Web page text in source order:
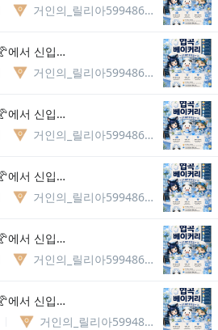
거인의_릴리아5994867037981
03⬆️🥐협곡베이커리🥐에서 신입분들을 모집합니다
거인의_릴리아5994867037981
03⬆️🥐협곡베이커리🥐에서 신입분들을 모집합니다
거인의_릴리아5994867037981
03⬆️🥐협곡베이커리🥐에서 신입분들을 모집합니다
거인의_릴리아5994867037981
03⬆️🥐협곡베이커리🥐에서 신입분들을 모집합니다
거인의_릴리아5994867037981
03⬆️🥐협곡베이커리🥐에서 신입분들을 모집합니다
거인의_릴리아5994867037981